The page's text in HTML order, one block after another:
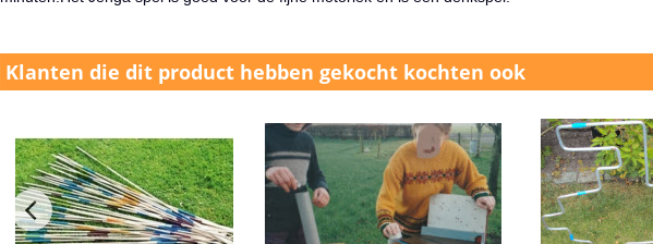
Klanten die dit product hebben gekocht kochten ook